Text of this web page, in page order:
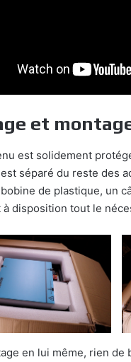
et
est solidement
est séparé du reste des
de plastique, un
à disposition tout le
en lui même, rien de